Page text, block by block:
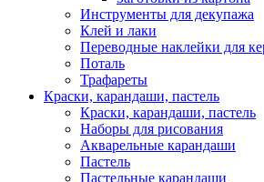
Инструменты для декупажа
Клей и лаки
Переводные наклейки для
Поталь
Трафареты
Краски, карандаши, пастель
Краски, карандаши, пастель
Наборы для рисования
Акварельные карандаши
Пастель
Пастельные карандаши